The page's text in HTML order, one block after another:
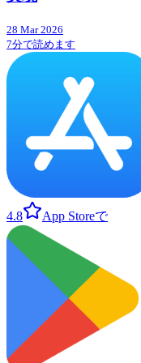
28 Mar 2026
7分で読めます
4.8 App Storeで